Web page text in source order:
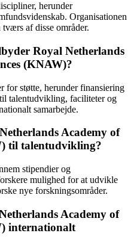
herunder
Organisationen
af disse områder.
Royal Netherlands
(KNAW)?
støtte, herunder finansiering
talentudvikling, faciliteter og
samarbejde.
Academy of
til talentudvikling?
stipendier og
mulighed for at udvikle
nye forskningsområder.
Academy of
internationalt